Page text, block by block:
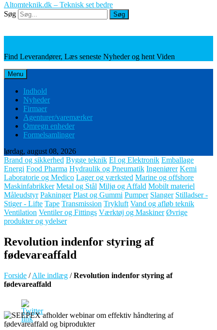
Altomteknik.dk – Teknisk set bedre
Søg
Søg
Find Leverandører, Læs seneste Nyheder og hent Viden
Menu
Indhold
Nyheder
Firmaer
Agenturer/varemærker
Omregn enheder
Formelsamlinger
lørdag, august 08, 2026
Brand og sikkerhed Bygge teknik El og Elektronik Emballage
Energi Food Pharma Hydraulik og Pneumatik Ingeniører Kemi
Laboratorie og Medico Lager og værksted Marine og offshore
Maskinfabrikker Metal og Stål Miljø og Affald Mobilt materiel
Måleudstyr Pakninger Plast og Gummi Pumper Slanger Stilladser -
Stiger - Lifte Tape Transmission Trykluft Vand og afløb teknik
Ventilation Ventiler og Fittings Værktøj og Maskiner Øvrige
produkter og ydelser
Revolution indenfor styring af
fødevareaffald
Forside /Alle indlæg /Revolution indenfor styring af
fødevareaffald